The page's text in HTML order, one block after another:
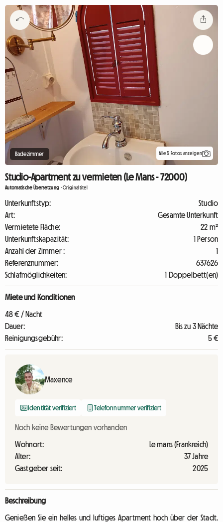
Badezimmer Alle 5 Fotos anzeigen
Studio-Apartment zu vermieten (Le Mans - 72000)
Automatische Übersetzung -Originaltitel
Unterkunftstyp:
Studio
Art:
Gesamte Unterkunft
Vermietete Fläche:
22 m²
Unterkunftskapazität:
1 Person
Anzahl der Zimmer :
1
Referenznummer:
637626
Schlafmöglichkeiten:
1 Doppelbett(en)
Miete und Konditionen
48 € / Nacht
Dauer:
Bis zu 3 Nächte
Reinigungsgebühr:
5 €
Maxence
Identität verifiziert Telefonnummer verifiziert
Noch keine Bewertungen vorhanden
Wohnort:
Le mans (Frankreich)
Alter:
37 Jahre
Gastgeber seit:
2025
Beschreibung
Genießen Sie ein helles und luftiges Apartment hoch über der Stadt.